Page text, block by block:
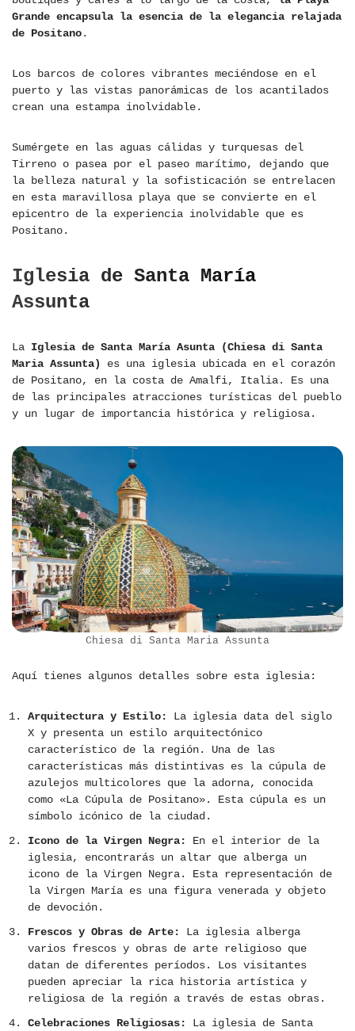
Grande encapsula la esencia de la elegancia relajada
de Positano.
Los barcos de colores vibrantes meciéndose en el
puerto y las vistas panorámicas de los acantilados
crean una estampa inolvidable.
Sumérgete en las aguas cálidas y turquesas del
Tirreno o pasea por el paseo marítimo, dejando que
la belleza natural y la sofisticación se entrelacen
en esta maravillosa playa que se convierte en el
epicentro de la experiencia inolvidable que es
Positano.
Iglesia de Santa María
Assunta
La Iglesia de Santa María Asunta (Chiesa di Santa
Maria Assunta)
es una iglesia ubicada en el corazón
de Positano, en la costa de Amalfi, Italia. Es una
de las principales atracciones turísticas del pueblo
y un lugar de importancia histórica y religiosa.
Chiesa di Santa Maria Assunta
Aquí tienes algunos detalles sobre esta iglesia:
Arquitectura y Estilo:
La iglesia data del siglo
X y presenta un estilo arquitectónico
característico de la región. Una de las
características más distintivas es la cúpula de
azulejos multicolores que la adorna, conocida
como «La Cúpula de Positano». Esta cúpula es un
símbolo icónico de la ciudad.
Icono de la Virgen Negra:
En el interior de la
iglesia, encontrarás un altar que alberga un
icono de la Virgen Negra. Esta representación de
la Virgen María es una figura venerada y objeto
de devoción.
Frescos y Obras de Arte:
La iglesia alberga
varios frescos y obras de arte religioso que
datan de diferentes períodos. Los visitantes
pueden apreciar la rica historia artística y
religiosa de la región a través de estas obras.
Celebraciones Religiosas:
La iglesia de Santa